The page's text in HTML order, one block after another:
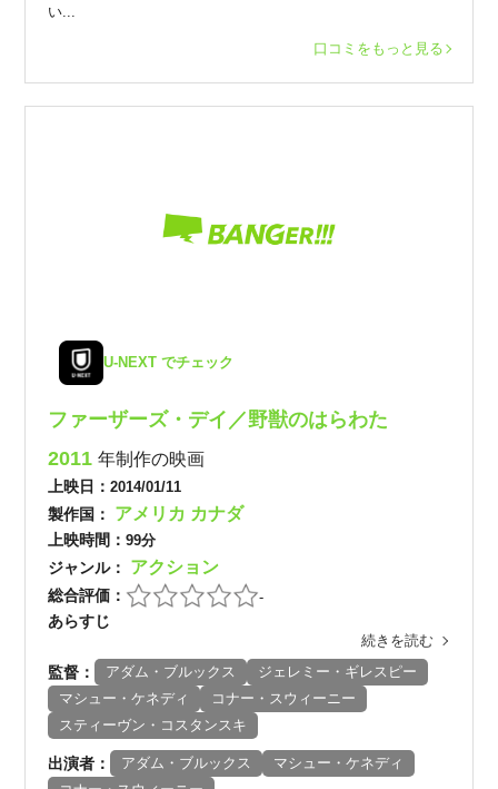
い...
口コミをもっと見る
U-NEXT でチェック
ファーザーズ・デイ／野獣のはらわた
2011年制作の映画
上映日：2014/01/11
製作国： アメリカ カナダ
上映時間：99分
ジャンル： アクション
総合評価： -
あらすじ
続きを読む
監督： アダム・ブルックス
ジェレミー・ギレスピー
マシュー・ケネディ
コナー・スウィーニー
スティーヴン・コスタンスキ
出演者： アダム・ブルックス
マシュー・ケネディ